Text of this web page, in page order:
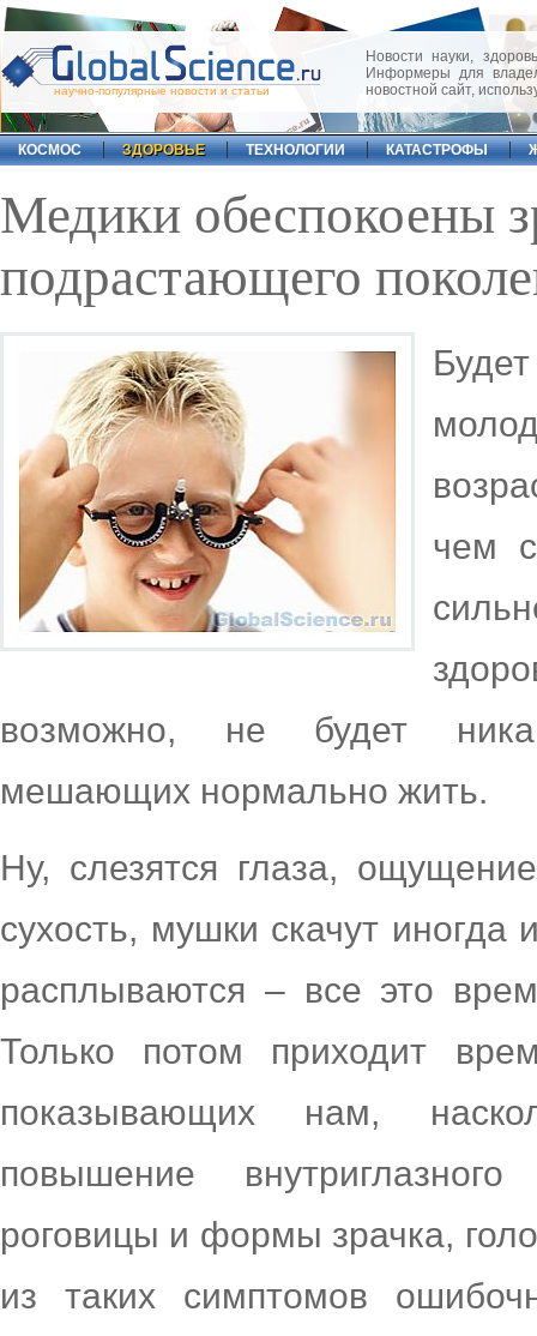
научно-популярные новости и статьи
Новости науки,
Информеры для
новостной сайт,
КОСМОС ЗДОРОВЬЕ ТЕХНОЛОГИИ КАТАСТРОФЫ
Медики обеспокоены
подрастающего
чем
возможно, не будет
мешающих нормально жить.
Ну, слезятся глаза,
сухость, мушки скачут
расплываются – все это
Только потом приходит
показывающих нам,
повышение
роговицы и формы зрачка,
из таких симптомов